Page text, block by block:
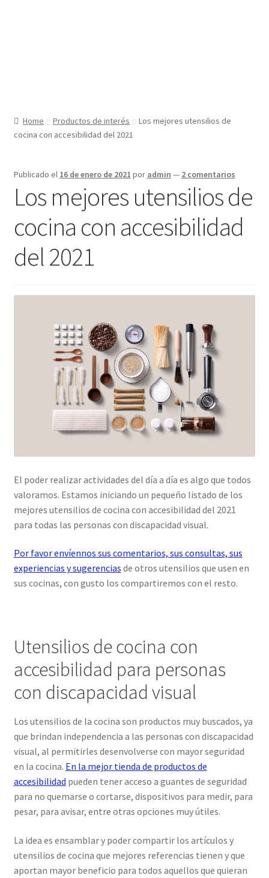
Home Productos de interés
Los mejores utensilios de
cocina con accesibilidad del 2021
Publicado el 16 de enero de 2021 por admin — 2 comentarios
Los mejores utensilios de
cocina con accesibilidad
del 2021
El poder realizar actividades del día a día es algo que todos
valoramos. Estamos iniciando un pequeño listado de los
mejores utensilios de cocina con accesibilidad del 2021
para todas las personas con discapacidad visual.
Por favor envíennos sus comentarios, sus consultas, sus
experiencias y sugerencias de otros utensilios que usen en
sus cocinas, con gusto los compartiremos con el resto.
Utensilios de cocina con
accesibilidad para personas
con discapacidad visual
Los utensilios de la cocina son productos muy buscados, ya
que brindan independencia a las personas con discapacidad
visual, al permitirles desenvolverse con mayor seguridad
en la cocina. En la mejor tienda de productos de
accesibilidad pueden tener acceso a guantes de seguridad
para no quemarse o cortarse, dispositivos para medir, para
pesar, para avisar, entre otras opciones muy útiles.
La idea es ensamblar y poder compartir los artículos y
utensilios de cocina que mejores referencias tienen y que
aportan mayor beneficio para todos aquellos que quieran